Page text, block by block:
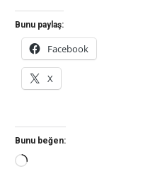
Bunu paylaş:
Facebook
X
Bunu beğen:
Yükleniyor...